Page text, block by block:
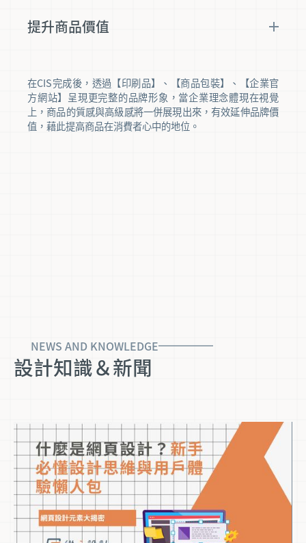
提升商品價值
在CIS完成後，透過【印刷品】、【商品包裝】、【企業官
方網站】呈現更完整的品牌形象，當企業理念體現在視覺
上，商品的質感與高級感將一併展現出來，有效延伸品牌價
值，藉此提高商品在消費者心中的地位。
NEWS AND KNOWLEDGE
設計知識＆新聞